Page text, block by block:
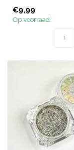
€9,99
Op voorraad